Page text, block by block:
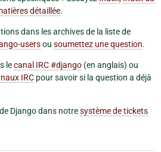
détaillée.
dans les archives de la liste de
usersou soumettez une question.
lecanal IRC #django (en anglais) ou
IRC pour savoir si la question a déjà
Django dans notresystème de tickets